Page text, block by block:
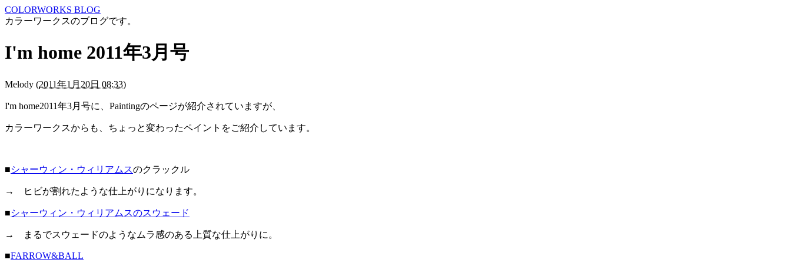
COLORWORKS BLOG
カラーワークスのブログです。
I'm home 2011年3月号
Melody (2011年1月20日 08:33)
I'm home2011年3月号に、Paintingのページが紹介されていますが、
カラーワークスからも、ちょっと変わったペイントをご紹介しています。
■シャーウィン・ウィリアムスのクラックル
→ ヒビが割れたような仕上がりになります。
■シャーウィン・ウィリアムスのスウェード
→ まるでスウェードのようなムラ感のある上質な仕上がりに。
■FARROW&BALL